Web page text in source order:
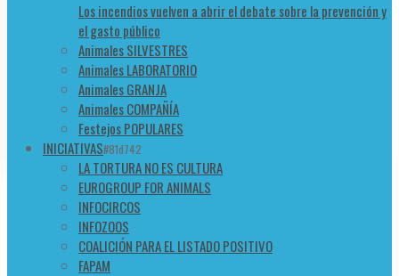
Los incendios vuelven a abrir el debate sobre la prevención y
el gasto público
Animales SILVESTRES
Animales LABORATORIO
Animales GRANJA
Animales COMPAÑÍA
Festejos POPULARES
INICIATIVAS#81d742
LA TORTURA NO ES CULTURA
EUROGROUP FOR ANIMALS
INFOCIRCOS
INFOZOOS
COALICIÓN PARA EL LISTADO POSITIVO
FAPAM